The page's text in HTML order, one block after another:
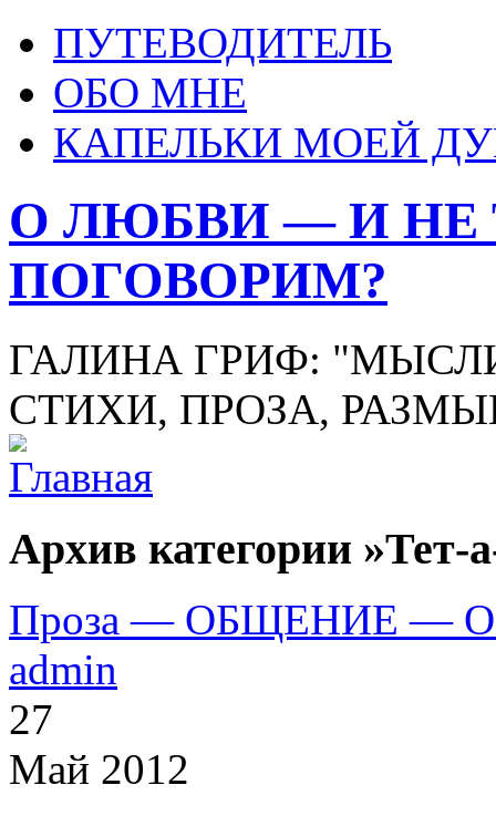
ПУТЕВОДИТЕЛЬ
ОБО МНЕ
КАПЕЛЬКИ МОЕЙ
О ЛЮБВИ — И НЕ
ПОГОВОРИМ?
ГАЛИНА ГРИФ:
СТИХИ, ПРОЗА,
Архив категории »Тет-
Проза — ОБЩЕНИЕ —
admin
27
Май 2012